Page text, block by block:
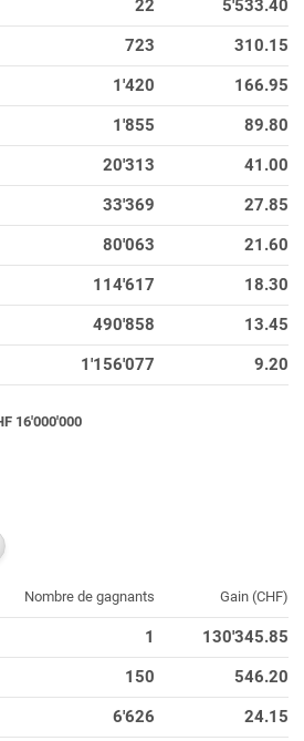
22
5'533.40
723
310.15
1'420
166.95
1'855
89.80
20'313
41.00
33'369
27.85
80'063
21.60
114'617
18.30
490'858
13.45
1'156'077 9.20
16'000'000
Nombre de gagnants Gain (CHF)
1
130'345.85
150
546.20
6'626 24.15